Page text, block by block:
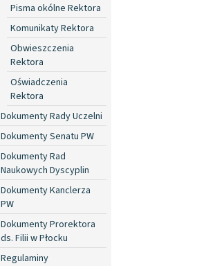
Pisma okólne Rektora
Komunikaty Rektora
Obwieszczenia
Rektora
Oświadczenia
Rektora
Dokumenty Rady Uczelni
Dokumenty Senatu PW
Dokumenty Rad
Naukowych Dyscyplin
Dokumenty Kanclerza
PW
Dokumenty Prorektora
ds. Filii w Płocku
Regulaminy